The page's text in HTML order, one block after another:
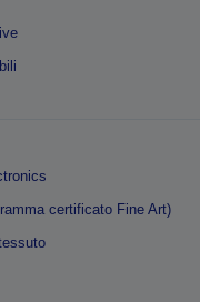
certificato Fine Art)